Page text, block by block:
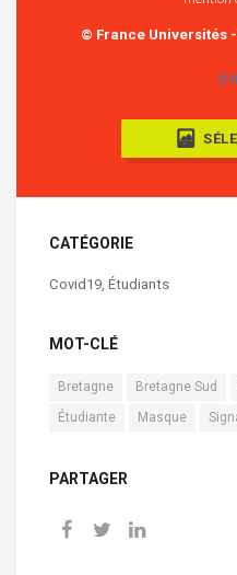
© France Universités
CATÉGORIE
Covid19, Étudiants
MOT-CLÉ
Bretagne Bretagne Sud
Étudiante
Masque
PARTAGER